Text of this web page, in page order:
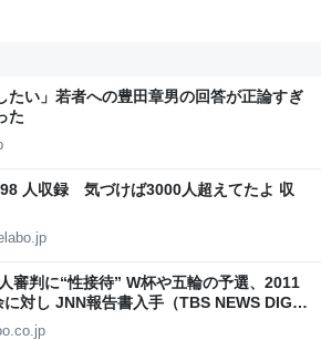
たい」若者への豊田章男の回答が正論すぎ
た
人収録 気づけば3000人超えてたよ 収
審判に“性接待” W杯や五輪の予選、2011
対し JNN報告書入手（TBS NEWS DIG
ニュース